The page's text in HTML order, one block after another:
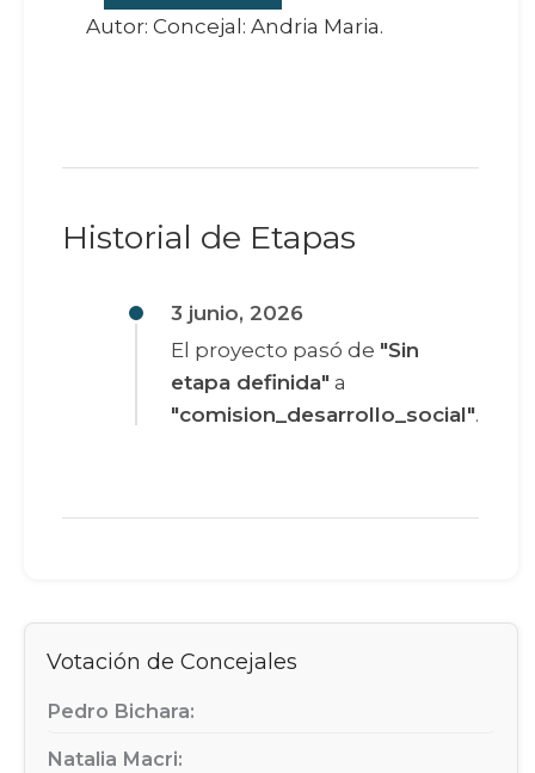
Autor: Concejal: Andria Maria.
Historial de Etapas
3 junio, 2026
El proyecto pasó de "Sin
etapa definida" a
"comision_desarrollo_social".
Votación de Concejales
Pedro Bichara:
Natalia Macri: